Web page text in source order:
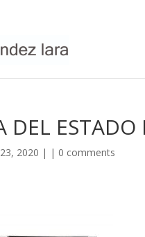
DEL
2020 | | 0 comments